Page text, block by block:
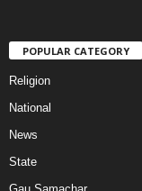
POPULAR CATEGORY
Religion
National
News
State